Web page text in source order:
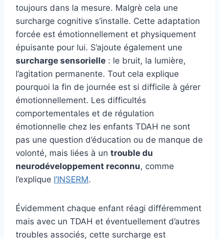
toujours dans la mesure. Malgrè cela une
surcharge cognitive s’installe. Cette adaptation
forcée est émotionnellement et physiquement
épuisante pour lui. S’ajoute également une
surcharge sensorielle : le bruit, la lumière,
l’agitation permanente. Tout cela explique
pourquoi la fin de journée est si difficile à gérer
émotionnellement. Les difficultés
comportementales et de régulation
émotionnelle chez les enfants TDAH ne sont
pas une question d’éducation ou de manque de
volonté, mais liées à un trouble du
neurodéveloppement reconnu, comme
l’explique l’INSERM.
Évidemment chaque enfant réagi différemment
mais avec un TDAH et éventuellement d’autres
troubles associés, cette surcharge est